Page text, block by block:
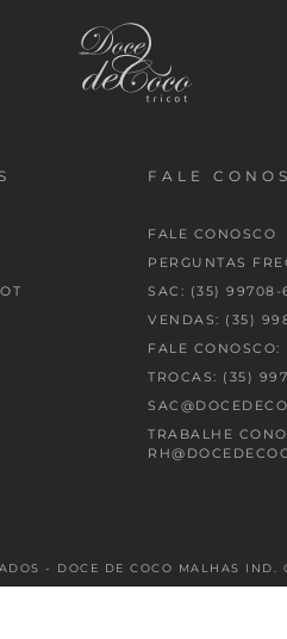
FALE
FALE CONOSCO
PERGUNTAS
SAC: (35) 99708-
VENDAS: (35)
FALE
TROCAS: (35)
TRABALHE
- DOCE DE COCO MALHAS